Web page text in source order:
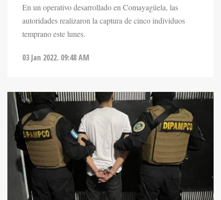
autoridades realizaron la captura de cinco individuos
temprano este lunes.